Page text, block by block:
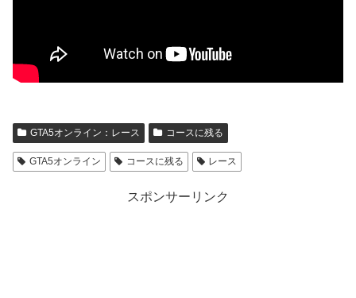
GTA5オンライン：レース コースに残る
GTA5オンライン コースに残る レース
スポンサーリンク